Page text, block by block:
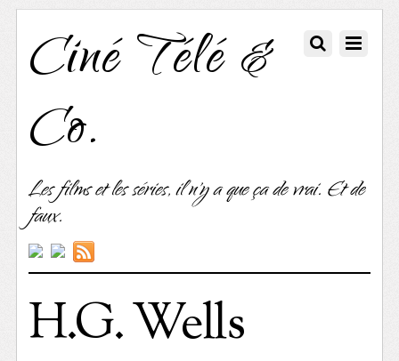
Ciné Télé &
Co.
Les films et les séries, il n'y a que ça de vrai. Et de
faux.
H.G. Wells